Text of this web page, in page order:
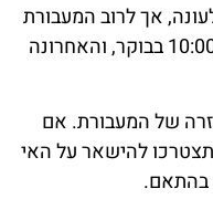
אך לרוב המעבורת
הראשונה יוצאת בסביבות השעה 10:00 בבוקר, והאחרונה
של המעבורת. אם
להישאר על האי
בהתאם.